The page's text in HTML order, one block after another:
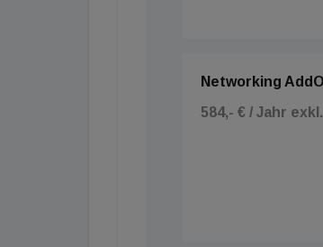
Networking
584,- € / Jahr